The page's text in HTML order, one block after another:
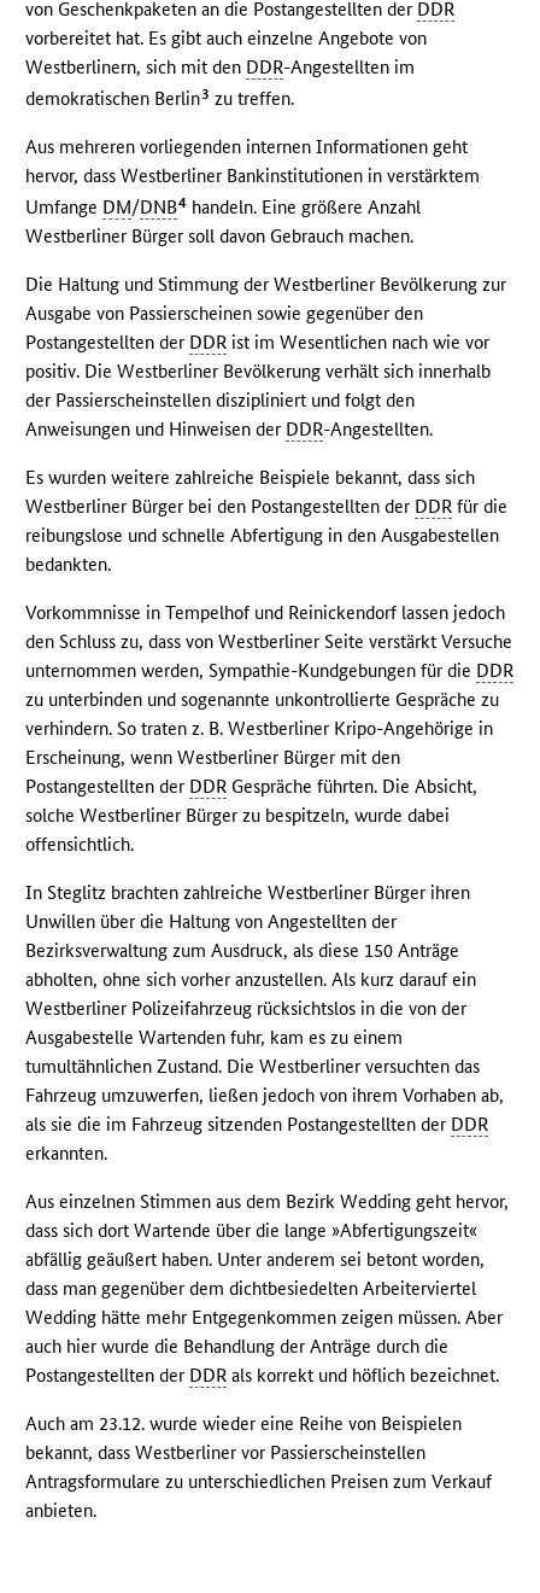
von Geschenkpaketen an die Postangestellten der DDR
vorbereitet hat. Es gibt auch einzelne Angebote von
Westberlinern, sich mit den DDR-Angestellten im
demokratischen Berlin3 zu treffen.
Aus mehreren vorliegenden internen Informationen geht
hervor, dass Westberliner Bankinstitutionen in verstärktem
Umfange DM/DNB4 handeln. Eine größere Anzahl
Westberliner Bürger soll davon Gebrauch machen.
Die Haltung und Stimmung der Westberliner Bevölkerung zur
Ausgabe von Passierscheinen sowie gegenüber den
Postangestellten der DDR ist im Wesentlichen nach wie vor
positiv. Die Westberliner Bevölkerung verhält sich innerhalb
der Passierscheinstellen diszipliniert und folgt den
Anweisungen und Hinweisen der DDR-Angestellten.
Es wurden weitere zahlreiche Beispiele bekannt, dass sich
Westberliner Bürger bei den Postangestellten der DDR für die
reibungslose und schnelle Abfertigung in den Ausgabestellen
bedankten.
Vorkommnisse in Tempelhof und Reinickendorf lassen jedoch
den Schluss zu, dass von Westberliner Seite verstärkt Versuche
unternommen werden, Sympathie-Kundgebungen für die DDR
zu unterbinden und sogenannte unkontrollierte Gespräche zu
verhindern. So traten z. B. Westberliner Kripo-Angehörige in
Erscheinung, wenn Westberliner Bürger mit den
Postangestellten der DDR Gespräche führten. Die Absicht,
solche Westberliner Bürger zu bespitzeln, wurde dabei
offensichtlich.
In Steglitz brachten zahlreiche Westberliner Bürger ihren
Unwillen über die Haltung von Angestellten der
Bezirksverwaltung zum Ausdruck, als diese 150 Anträge
abholten, ohne sich vorher anzustellen. Als kurz darauf ein
Westberliner Polizeifahrzeug rücksichtslos in die von der
Ausgabestelle Wartenden fuhr, kam es zu einem
tumultähnlichen Zustand. Die Westberliner versuchten das
Fahrzeug umzuwerfen, ließen jedoch von ihrem Vorhaben ab,
als sie die im Fahrzeug sitzenden Postangestellten der DDR
erkannten.
Aus einzelnen Stimmen aus dem Bezirk Wedding geht hervor,
dass sich dort Wartende über die lange »Abfertigungszeit«
abfällig geäußert haben. Unter anderem sei betont worden,
dass man gegenüber dem dichtbesiedelten Arbeiterviertel
Wedding hätte mehr Entgegenkommen zeigen müssen. Aber
auch hier wurde die Behandlung der Anträge durch die
Postangestellten der DDR als korrekt und höflich bezeichnet.
Auch am 23.12. wurde wieder eine Reihe von Beispielen
bekannt, dass Westberliner vor Passierscheinstellen
Antragsformulare zu unterschiedlichen Preisen zum Verkauf
anbieten.